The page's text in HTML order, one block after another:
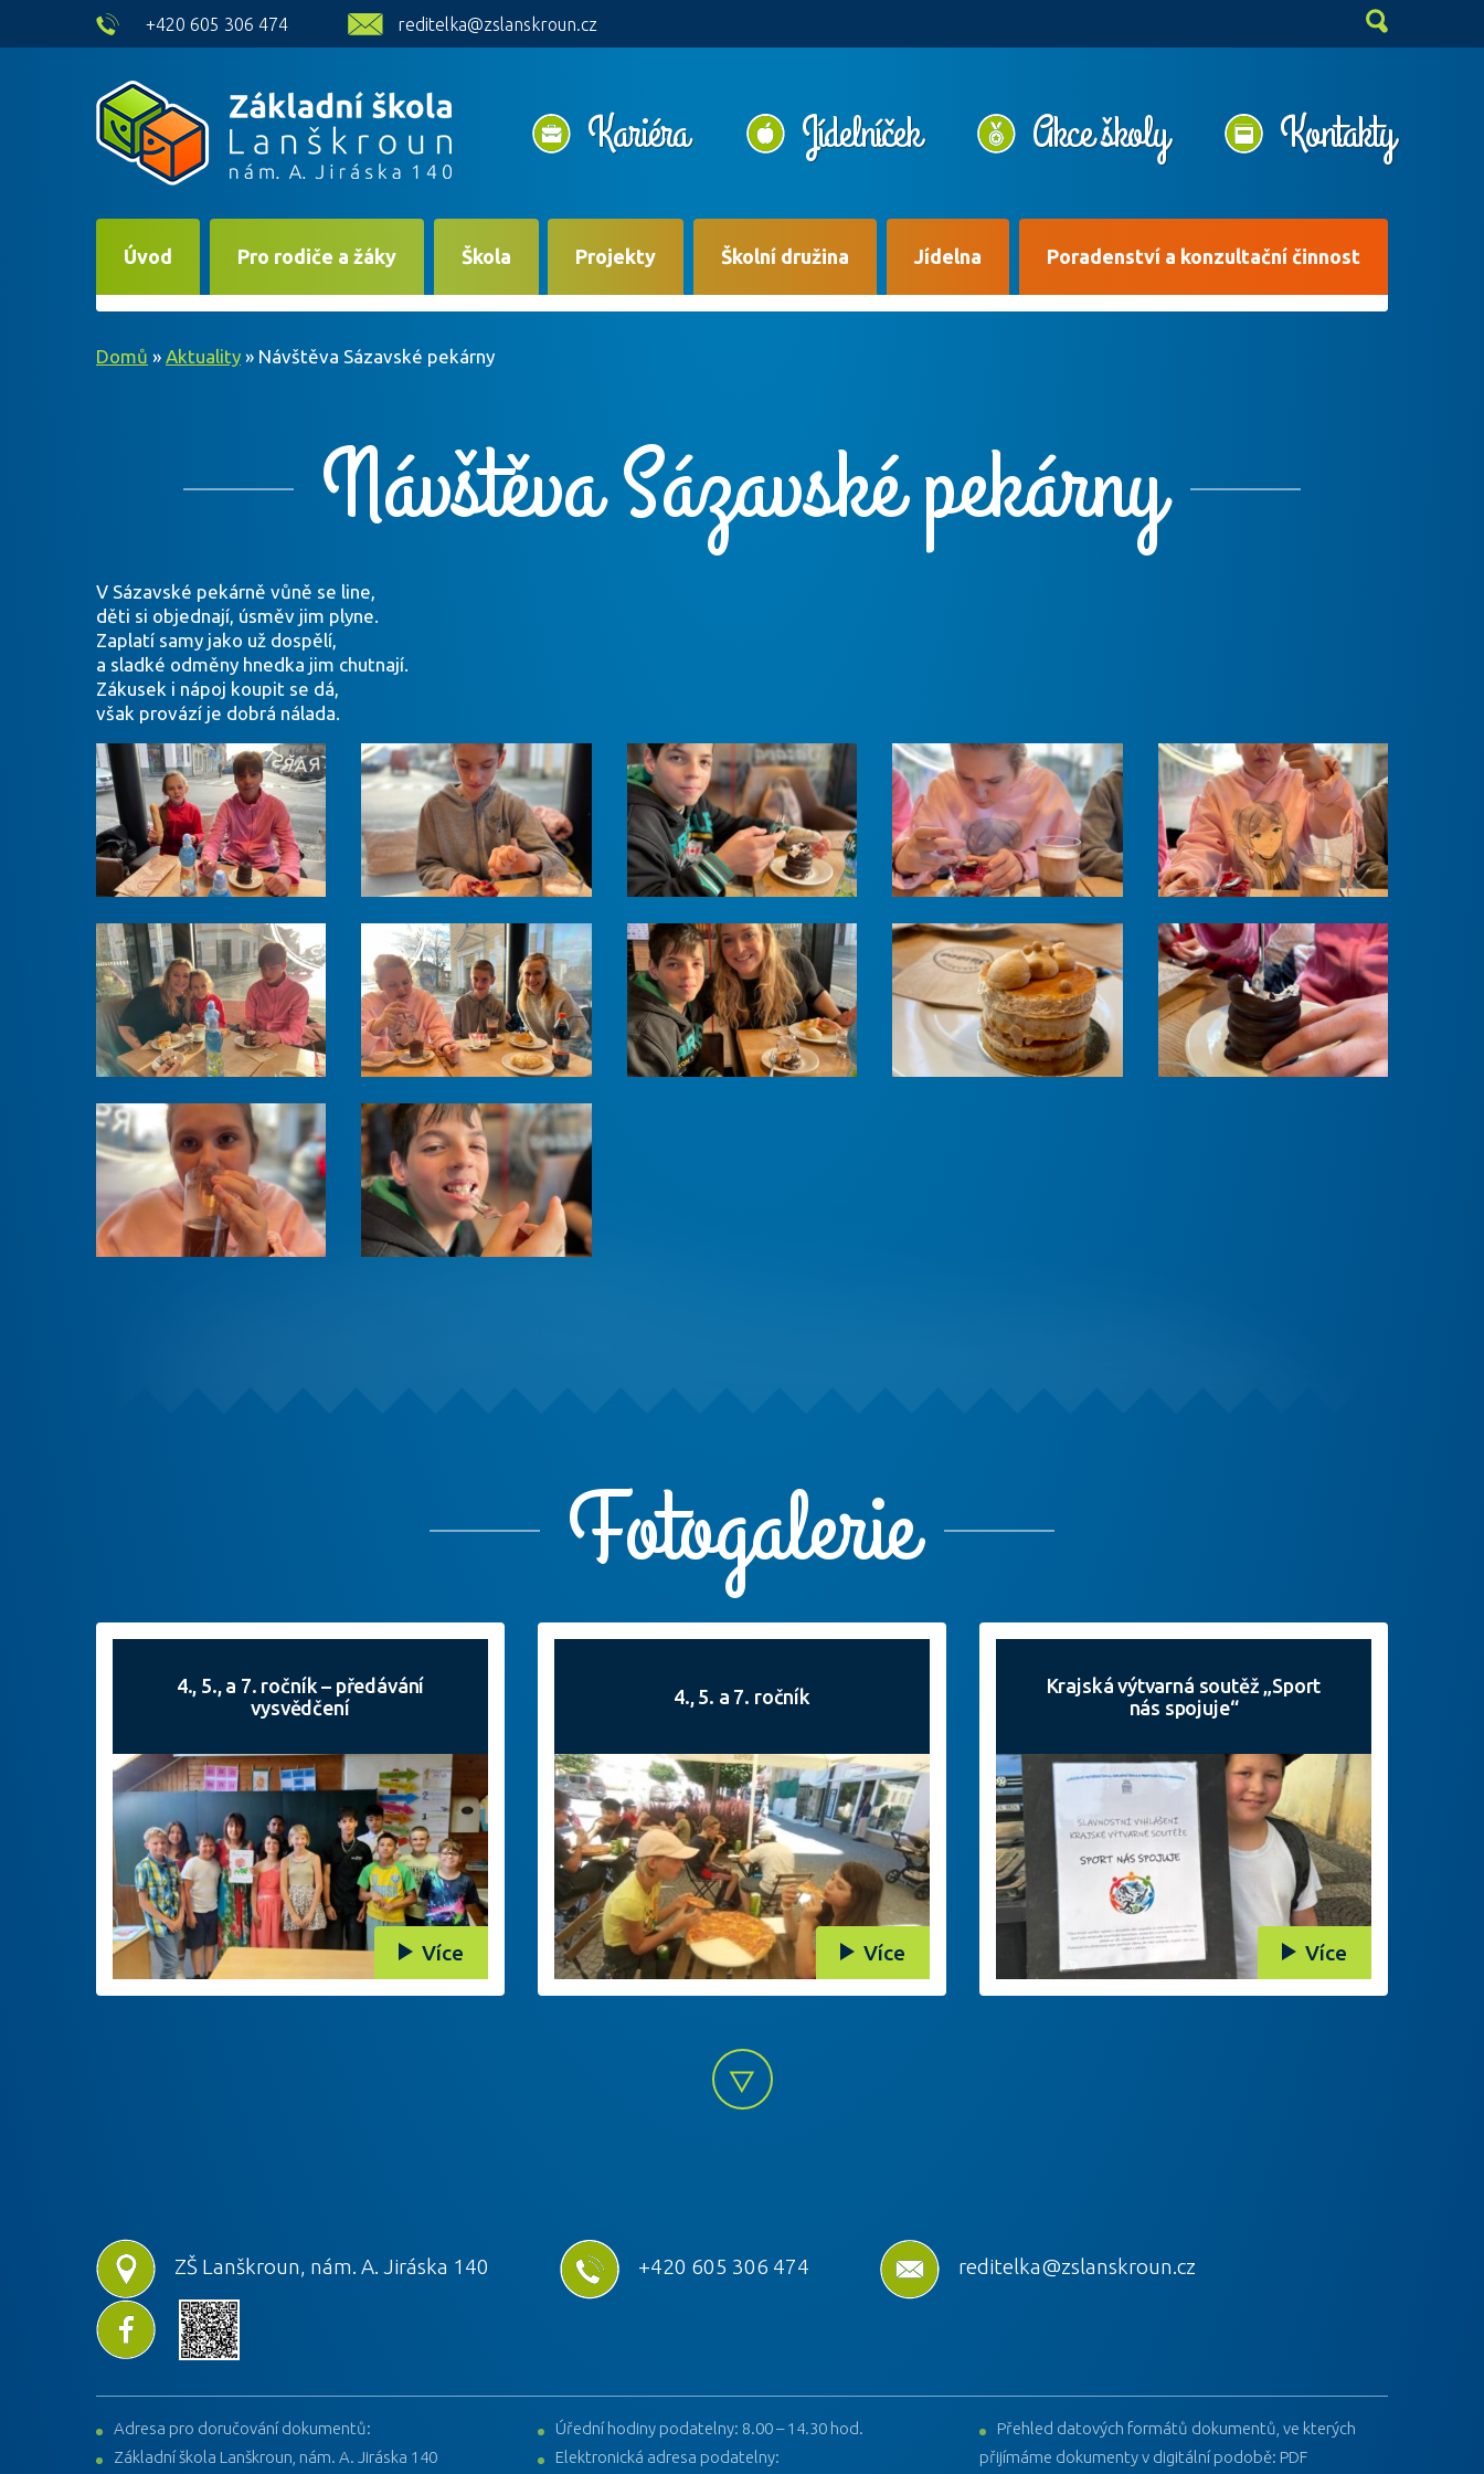
skip to main content
+420 605 306 474 reditelka@zslanskroun.cz
Kariéra Jídelníček Akce školy Kontakty
Úvod Pro rodiče a žáky Škola Projekty Školní družina Jídelna Poradenství a konzultační činnost
Domů » Aktuality » Návštěva Sázavské pekárny
Návštěva Sázavské pekárny
V Sázavské pekárně vůně se line,
děti si objednají, úsměv jim plyne.
Zaplatí samy jako už dospělí,
a sladké odměny hnedka jim chutnají.
Zákusek i nápoj koupit se dá,
však provází je dobrá nálada.
Fotogalerie
4., 5., a 7. ročník – předávání
vysvědčení
Více
4., 5. a 7. ročník
Více
Krajská výtvarná soutěž „Sport
nás spojuje“
Více
ZŠ Lanškroun, nám. A. Jiráska 140 +420 605 306 474 reditelka@zslanskroun.cz
Adresa pro doručování dokumentů:
Základní škola Lanškroun, nám. A. Jiráska 140
Úřední hodiny podatelny: 8.00 – 14.30 hod.
Elektronická adresa podatelny:
Přehled datových formátů dokumentů, ve kterých
přijímáme dokumenty v digitální podobě: PDF